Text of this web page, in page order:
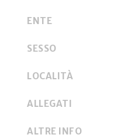
ENTE
SESSO
LOCALITÀ
ALLEGATI
ALTRE INFO